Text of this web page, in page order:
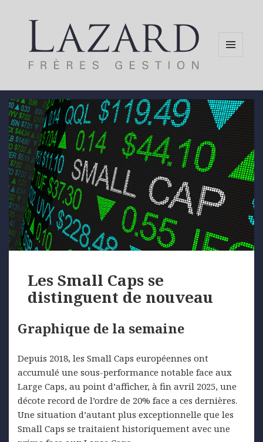
Les Small Caps se
distinguent de nouveau
Graphique de la semaine
Depuis 2018, les Small Caps européennes ont
accumulé une sous-performance notable face aux
Large Caps, au point d’afficher, à fin avril 2025, une
décote record de l’ordre de 20% face a ces dernières.
Une situation d’autant plus exceptionnelle que les
Small Caps se traitaient historiquement avec une